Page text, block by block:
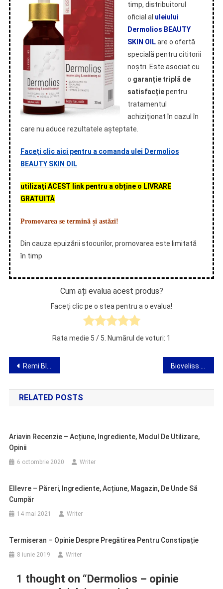
timp, distribuitorul
oficial al uleiului
Dermolios BEAUTY
SKIN OILare o ofertă
specială pentru cititorii
noștri. Este asociat cu
o garanție triplă de
satisfacțiepentru
tratamentul
achiziționat în cazul în
care nu aduce rezultatele așteptate.
Faceți clic aici pentru a comanda ulei Dermolios
BEAUTY SKIN OIL
utilizați ACEST link pentru a obține o LIVRARE
GRATUITĂ
Promovarea se termină și astăzi!
Din cauza epuizării stocurilor, promovarea este limitată
în timp
Cum ați evalua acest produs?
Faceți clic pe o stea pentru a o evalua!
Rata medie 5 / 5. Numărul de voturi: 1
Navigare
în
articole
Remi Bloston – opinie privind pregătirea pentru îmbunătățirea permeabilității venelor
RELATED POSTS
Ariavin Recenzie – Acțiune, Ingrediente, Modul De Utilizare,
Opinii
6 octombrie 2020 Writer
Ellevre – Păreri, Ingrediente, Acțiune, Magazin, De Unde Să
Cumpăr
14 mai 2021 Writer
Termiseran – Opinie Despre Pregătirea Pentru Constipație
8 iunie 2019 Writer
1 thought on “Dermolios – opinie